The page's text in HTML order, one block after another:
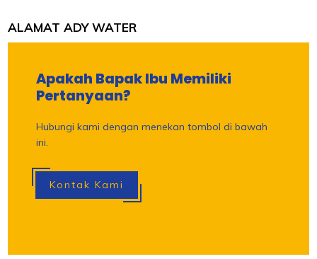
ALAMAT ADY WATER
Apakah Bapak Ibu Memiliki
Pertanyaan?
Hubungi kami dengan menekan tombol di bawah
ini.
Kontak Kami